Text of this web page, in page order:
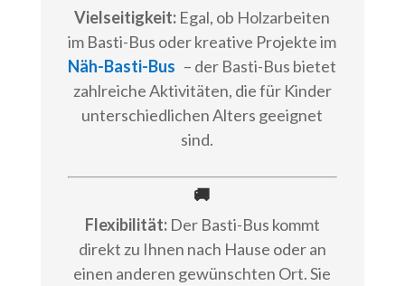
Vielseitigkeit: Egal, ob Holzarbeiten
im Basti-Bus oder kreative Projekte im
Näh-Basti-Bus – der Basti-Bus bietet
zahlreiche Aktivitäten, die für Kinder
unterschiedlichen Alters geeignet
sind.
🚚
Flexibilität:Der Basti-Bus kommt
direkt zu Ihnen nach Hause oder an
einen anderen gewünschten Ort. Sie